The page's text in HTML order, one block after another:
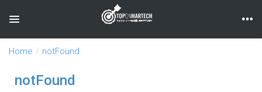
Toggle navigation
Home notFound
notFound